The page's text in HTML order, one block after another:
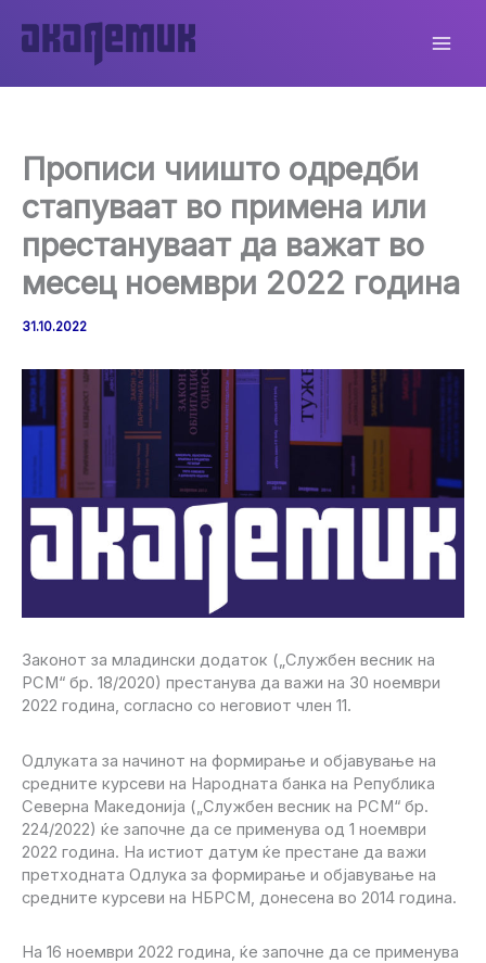
content
Прописи чиишто одредби
стапуваат во примена или
престануваат да важат во
месец ноември 2022 година
31.10.2022
Законот за младински додаток („Службен весник на
РСМ“ бр. 18/2020) престанува да важи на 30 ноември
2022 година, согласно со неговиот член 11.
Одлуката за начинот на формирање и објавување на
средните курсеви на Народната банка на Република
Северна Македонија („Службен весник на РСМ“ бр.
224/2022) ќе започне да се применува од 1 ноември
2022 година. На истиот датум ќе престане да важи
претходната Одлука за формирање и објавување на
средните курсеви на НБРСМ, донесена во 2014 година.
На 16 ноември 2022 година, ќе започне да се применува